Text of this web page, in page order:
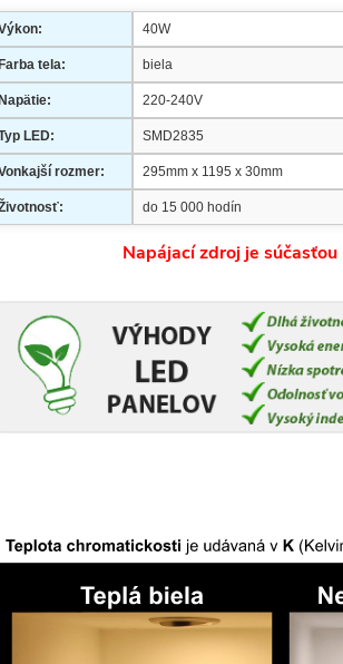
40W
Farba tela: biela
Napätie: 220-240V
LED: SMD2835
rozmer: 295mm x 1195 x 30mm
do 15 000 hodín
Napájací zdroj je